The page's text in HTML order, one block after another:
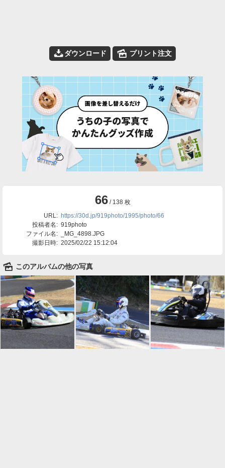
📥ダウンロード 🌄 プリント注文
66 / 138 枚
URL: https://30d.jp/919photo/1995/photo/66
投稿者名: 919photo
ファイル名:
_MG_4898.JPG
撮影日時: 2025/02/22 15:12:04
🌄 このアルバムの他の写真